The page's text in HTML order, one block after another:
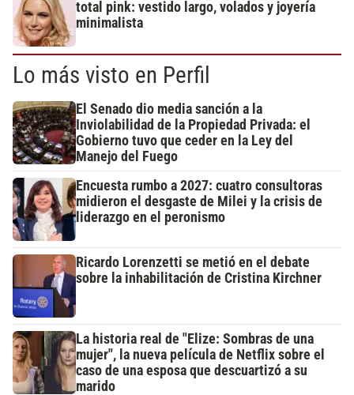
total pink: vestido largo, volados y joyería
minimalista
Lo más visto en Perfil
El Senado dio media sanción a la
Inviolabilidad de la Propiedad Privada: el
Gobierno tuvo que ceder en la Ley del
Manejo del Fuego
Encuesta rumbo a 2027: cuatro consultoras
midieron el desgaste de Milei y la crisis de
liderazgo en el peronismo
Ricardo Lorenzetti se metió en el debate
sobre la inhabilitación de Cristina Kirchner
La historia real de "Elize: Sombras de una
mujer", la nueva película de Netflix sobre el
caso de una esposa que descuartizó a su
marido